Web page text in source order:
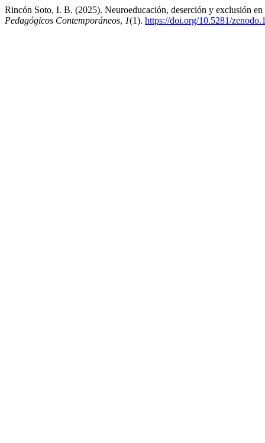
Rincón Soto, I. B. (2025). Neuroeducación, deserción y exclusión
Pedagógicos Contemporáneos, 1(1). https://doi.org/10.5281/